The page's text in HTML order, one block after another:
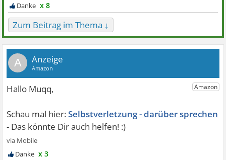
x 8
Zum Beitrag im Thema ↓
A
Selbstverletzung - darüber sprechen
x 3